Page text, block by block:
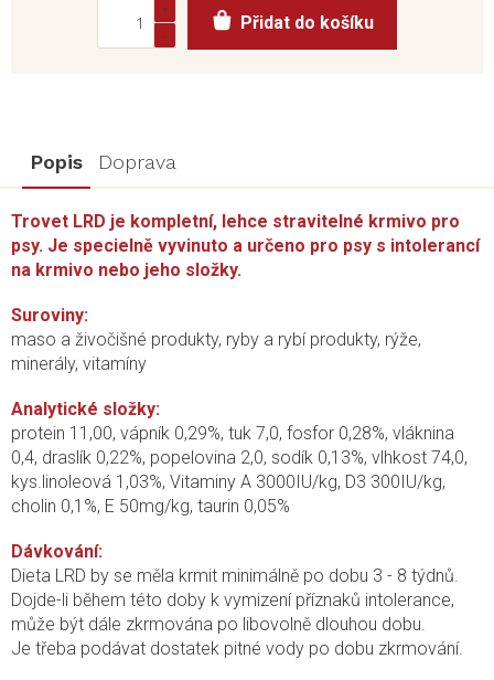
cena:
Přidat do košíku
Popis Doprava
Trovet LRD je kompletní, lehce stravitelné krmivo pro
psy. Je specielně vyvinuto a určeno pro psy s intolerancí
na krmivo nebo jeho složky.
Suroviny:
maso a živočišné produkty, ryby a rybí produkty, rýže,
minerály, vitamíny
Analytické složky:
protein 11,00, vápník 0,29%, tuk 7,0, fosfor 0,28%, vláknina
0,4, draslík 0,22%, popelovina 2,0, sodík 0,13%, vlhkost 74,0,
kys.linoleová 1,03%, Vitaminy A 3000IU/kg, D3 300IU/kg,
cholin 0,1%, E 50mg/kg, taurin 0,05%
Dávkování:
Dieta LRD by se měla krmit minimálně po dobu 3 - 8 týdnů.
Dojde-li během této doby k vymizení příznaků intolerance,
může být dále zkrmována po libovolně dlouhou dobu.
Je třeba podávat dostatek pitné vody po dobu zkrmování.